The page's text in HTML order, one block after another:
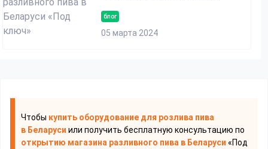
блог
05 марта 2024
Чтобы купить оборудование для розлива пива
в Беларуси или получить бесплатную консультацию по
открытию магазина разливного пива в Беларуси «Под